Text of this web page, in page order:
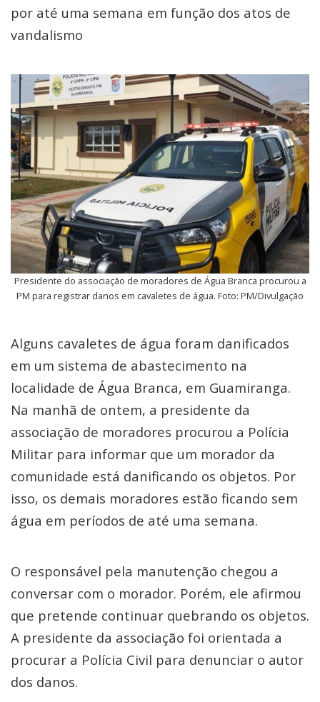
por até uma semana em função dos atos de
vandalismo
Presidente do associação de moradores de Água Branca procurou a
PM para registrar danos em cavaletes de água. Foto: PM/Divulgação
Alguns cavaletes de água foram danificados
em um sistema de abastecimento na
localidade de Água Branca, em Guamiranga.
Na manhã de ontem, a presidente da
associação de moradores procurou a Polícia
Militar para informar que um morador da
comunidade está danificando os objetos. Por
isso, os demais moradores estão ficando sem
água em períodos de até uma semana.
O responsável pela manutenção chegou a
conversar com o morador. Porém, ele afirmou
que pretende continuar quebrando os objetos.
A presidente da associação foi orientada a
procurar a Polícia Civil para denunciar o autor
dos danos.